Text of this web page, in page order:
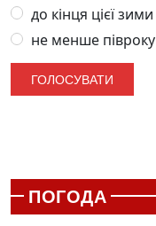
до кінця цієї зими
не менше півроку
ПОГОДА